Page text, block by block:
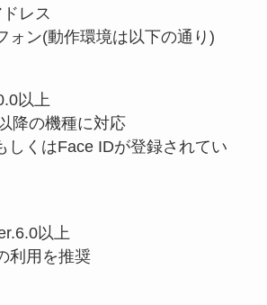
レス
ォン(動作環境は以下の通り)
以上
降の機種に対応
しくはFace IDが登録されてい
以上
利用を推奨